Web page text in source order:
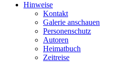
Hinweise
Kontakt
Galerie anschauen
Personenschutz
Autoren
Heimatbuch
Zeitreise